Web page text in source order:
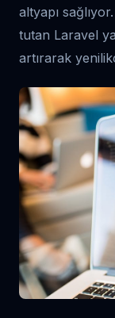
altyapı
tutan Laravel
artırarak